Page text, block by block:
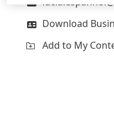
Download
Add to My